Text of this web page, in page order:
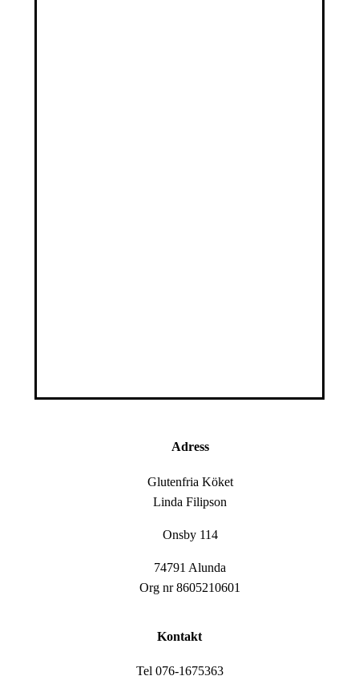
Adress
Glutenfria Köket
Linda Filipson
Onsby 114
74791 Alunda
Org nr 8605210601
Kontakt
Tel 076-1675363